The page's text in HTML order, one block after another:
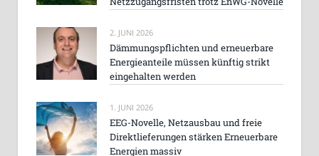
2. JUNI 2026
Dämmungspflichten und erneuerbare
Energieanteile müssen künftig strikt
eingehalten werden
1. JUNI 2026
EEG-Novelle, Netzausbau und freie
Direktlieferungen stärken Erneuerbare
Energien massiv